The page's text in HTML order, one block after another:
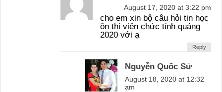
August 17, 2020 at 3:22 pm
cho em xin bộ câu hỏi tin học
ôn thi viên chức tỉnh quảng
2020 với ạ
Reply
Nguyễn Quốc Sử
August 18, 2020 at 12:32
am